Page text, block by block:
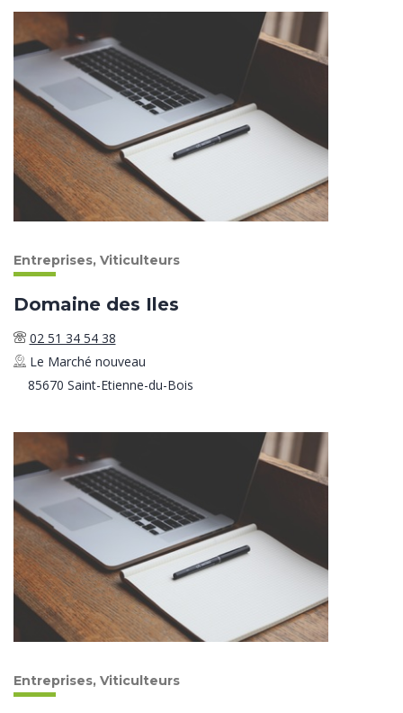
Entreprises, Viticulteurs
Domaine des Iles
02 51 34 54 38
Le Marché nouveau
85670 Saint-Etienne-du-Bois
Entreprises, Viticulteurs